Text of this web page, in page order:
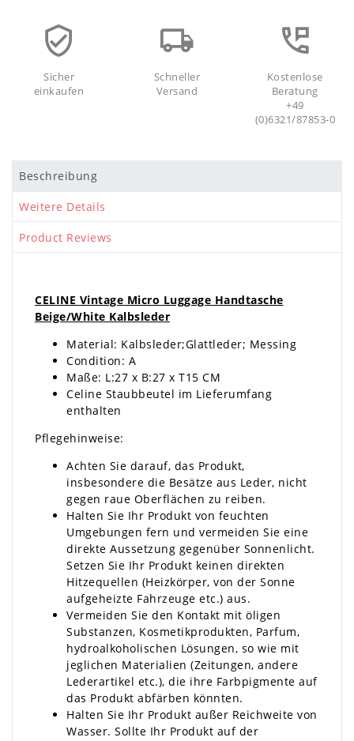
Sicher
einkaufen
Schneller
Versand
Kostenlose
Beratung
+49
(0)6321/87853-0
Beschreibung
Weitere Details
Product Reviews
CELINE Vintage Micro Luggage Handtasche
Beige/White Kalbsleder
Material: Kalbsleder;Glattleder; Messing
Condition: A
Maße: L:27 x B:27 x T15 CM
Celine Staubbeutel im Lieferumfang
enthalten
Pflegehinweise:
Achten Sie darauf, das Produkt,
insbesondere die Besätze aus Leder, nicht
gegen raue Oberflächen zu reiben.
Halten Sie Ihr Produkt von feuchten
Umgebungen fern und vermeiden Sie eine
direkte Aussetzung gegenüber Sonnenlicht.
Setzen Sie Ihr Produkt keinen direkten
Hitzequellen (Heizkörper, von der Sonne
aufgeheizte Fahrzeuge etc.) aus.
Vermeiden Sie den Kontakt mit öligen
Substanzen, Kosmetikprodukten, Parfum,
hydroalkoholischen Lösungen, so wie mit
jeglichen Materialien (Zeitungen, andere
Lederartikel etc.), die ihre Farbpigmente auf
das Produkt abfärben könnten.
Halten Sie Ihr Produkt außer Reichweite von
Wasser. Sollte Ihr Produkt auf der